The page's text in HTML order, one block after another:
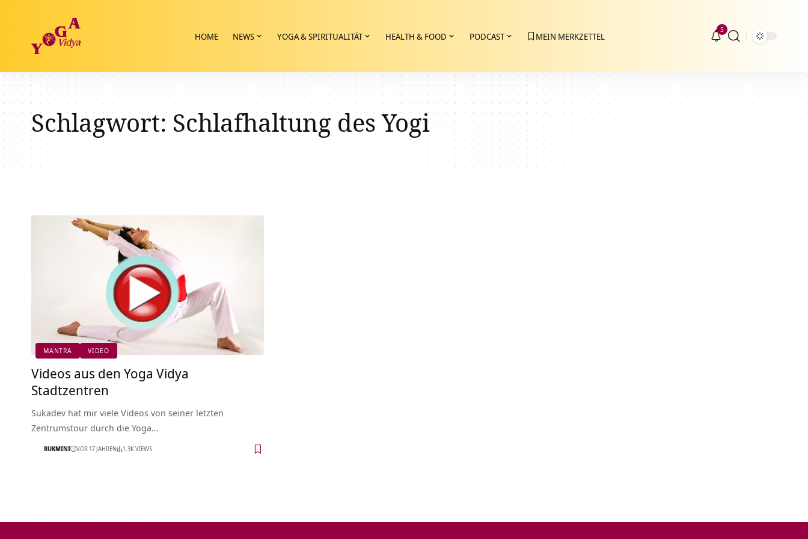
HOME NEWS YOGA & SPIRITUALITÄT HEALTH & FOOD PODCAST MEIN MERKZETTEL
5
Schlagwort: Schlafhaltung des Yogi
MANTRA VIDEO
Videos aus den Yoga Vidya
Stadtzentren
Sukadev hat mir viele Videos von seiner letzten
Zentrumstour durch die Yoga…
RUKMINI VOR 17 JAHREN 1.3K VIEWS